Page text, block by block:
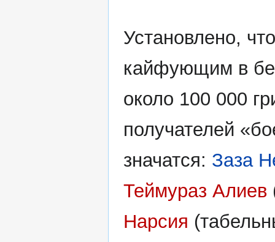
Установлено,
кайфующим в
около 100 000
получателей
значатся: Заза
Теймураз Алиев
Нарсия